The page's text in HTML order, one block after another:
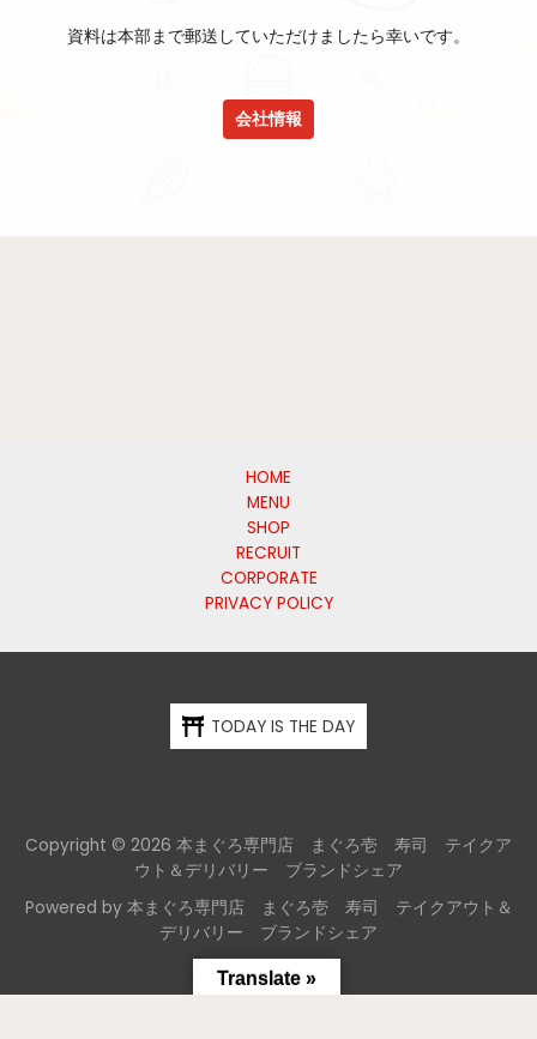
資料は本部まで郵送していただけましたら幸いです。
会社情報
HOME
MENU
SHOP
RECRUIT
CORPORATE
PRIVACY POLICY
TODAY IS THE DAY
Copyright © 2026 本まぐろ専門店 まぐろ壱 寿司 テイクア
ウト＆デリバリー ブランドシェア
Powered by 本まぐろ専門店 まぐろ壱 寿司 テイクアウト＆
デリバリー ブランドシェア
Translate »